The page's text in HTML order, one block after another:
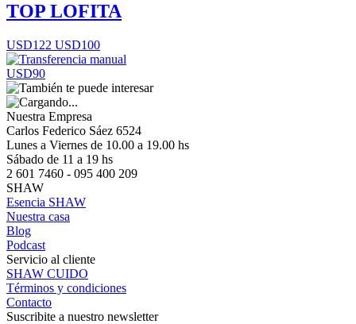
TOP LOFITA
USD122 USD100
USD90
Nuestra Empresa
Carlos Federico Sáez 6524
Lunes a Viernes de 10.00 a 19.00 hs
Sábado de 11 a 19 hs
2 601 7460 - 095 400 209
SHAW
Esencia SHAW
Nuestra casa
Blog
Podcast
Servicio al cliente
SHAW CUIDO
Términos y condiciones
Contacto
Suscribite a nuestro newsletter